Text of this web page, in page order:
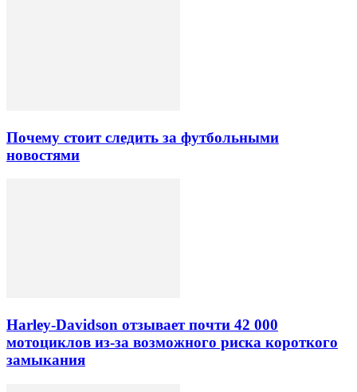
Почему стоит следить за футбольными
новостями
Harley-Davidson отзывает почти 42 000
мотоциклов из-за возможного риска короткого
замыкания